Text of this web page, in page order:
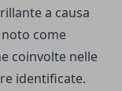
a causa
come
coinvolte nelle
identificate.